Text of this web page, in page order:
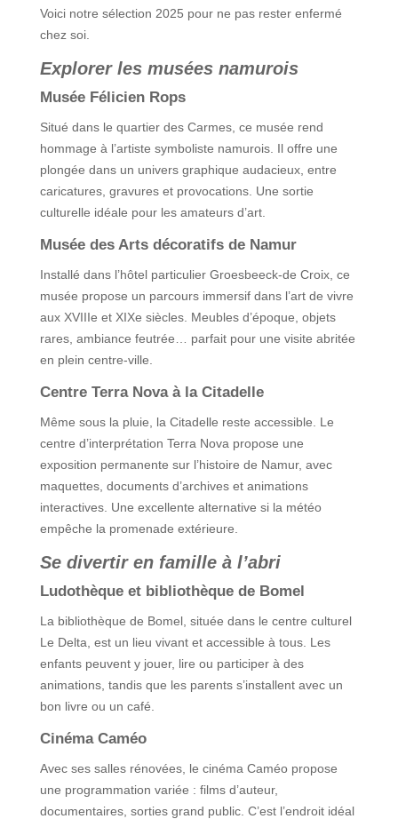
Voici notre sélection 2025 pour ne pas rester enfermé
chez soi.
Explorer les musées namurois
Musée Félicien Rops
Situé dans le quartier des Carmes, ce musée rend
hommage à l’artiste symboliste namurois. Il offre une
plongée dans un univers graphique audacieux, entre
caricatures, gravures et provocations. Une sortie
culturelle idéale pour les amateurs d’art.
Musée des Arts décoratifs de Namur
Installé dans l’hôtel particulier Groesbeeck-de Croix, ce
musée propose un parcours immersif dans l’art de vivre
aux XVIIIe et XIXe siècles. Meubles d’époque, objets
rares, ambiance feutrée… parfait pour une visite abritée
en plein centre-ville.
Centre Terra Nova à la Citadelle
Même sous la pluie, la Citadelle reste accessible. Le
centre d’interprétation Terra Nova propose une
exposition permanente sur l’histoire de Namur, avec
maquettes, documents d’archives et animations
interactives. Une excellente alternative si la météo
empêche la promenade extérieure.
Se divertir en famille à l’abri
Ludothèque et bibliothèque de Bomel
La bibliothèque de Bomel, située dans le centre culturel
Le Delta, est un lieu vivant et accessible à tous. Les
enfants peuvent y jouer, lire ou participer à des
animations, tandis que les parents s’installent avec un
bon livre ou un café.
Cinéma Caméo
Avec ses salles rénovées, le cinéma Caméo propose
une programmation variée : films d’auteur,
documentaires, sorties grand public. C’est l’endroit idéal